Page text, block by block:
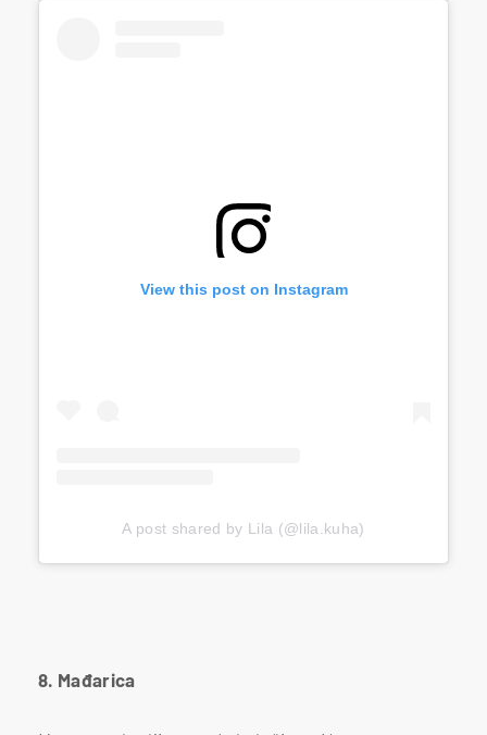
View this post on Instagram
A post shared by Lila (@lila.kuha)
8. Mađarica